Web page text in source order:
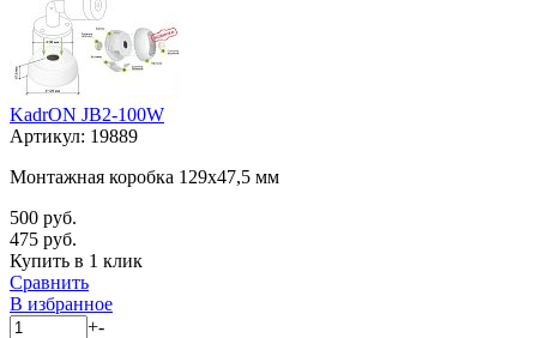
KadrON JB2-100W
Артикул: 19889
Монтажная коробка 129x47,5 мм
500 руб.
475 руб.
Купить в 1 клик
Сравнить
В избранное
+-